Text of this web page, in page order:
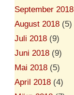
September 2018
August 2018 (5)
Juli 2018 (9)
Juni 2018 (9)
Mai 2018 (5)
April 2018 (4)